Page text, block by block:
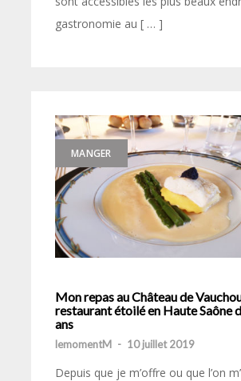
gastronomie au [ … ]
MANGER
Mon repas au Château de
restaurant étoilé en Haute Saône
ans
lemomentM - 10 juillet 2019
Depuis que je m’offre ou que l’on